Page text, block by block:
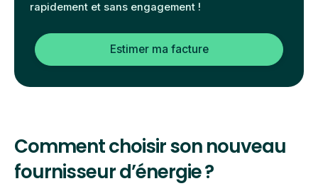
rapidement et sans engagement !
Estimer ma facture
Comment choisir son nouveau
fournisseur d’énergie ?